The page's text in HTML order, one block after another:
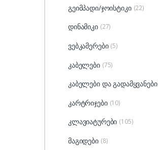
გეიმპადი/ჯოისტიკი (22)
დინამიკი (27)
ვებკამერები (5)
კაბელები (75)
კაბელები და გადამყვანები
კარტრიჯები (10)
კლავიატურები (105)
მაგიდები (8)